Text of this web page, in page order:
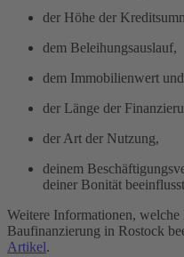
der Höhe der
dem Beleihungsauslauf,
dem Immobilienwert
der Länge der
der Art der Nutzung,
deinem
deiner Bonität
Weitere Informationen,
Baufinanzierung in Rostock
Artikel.